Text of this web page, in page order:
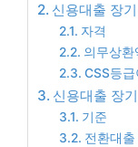
신용대출 장
자격
의무상환
CSS등
신용대출 장
기준
전환대출